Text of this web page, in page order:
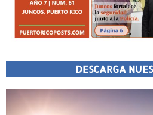
DESCARGA